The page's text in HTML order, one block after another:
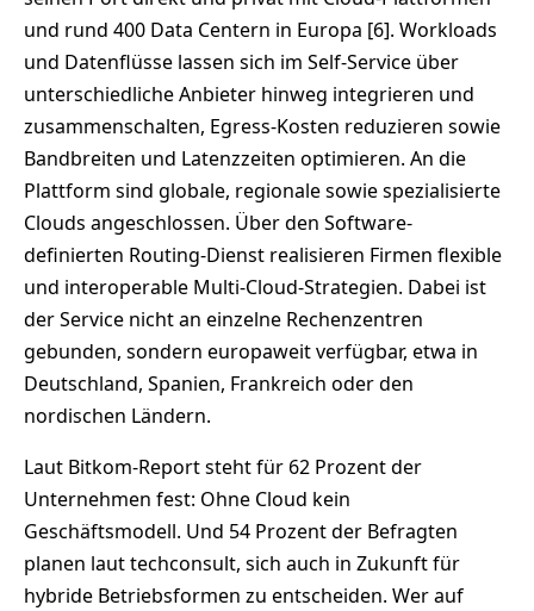
und rund 400 Data Centern in Europa [6]. Workloads
und Datenflüsse lassen sich im Self-Service über
unterschiedliche Anbieter hinweg integrieren und
zusammenschalten, Egress-Kosten reduzieren sowie
Bandbreiten und Latenzzeiten optimieren. An die
Plattform sind globale, regionale sowie spezialisierte
Clouds angeschlossen. Über den Software-
definierten Routing-Dienst realisieren Firmen flexible
und interoperable Multi-Cloud-Strategien. Dabei ist
der Service nicht an einzelne Rechenzentren
gebunden, sondern europaweit verfügbar, etwa in
Deutschland, Spanien, Frankreich oder den
nordischen Ländern.
Laut Bitkom-Report steht für 62 Prozent der
Unternehmen fest: Ohne Cloud kein
Geschäftsmodell. Und 54 Prozent der Befragten
planen laut techconsult, sich auch in Zukunft für
hybride Betriebsformen zu entscheiden. Wer auf